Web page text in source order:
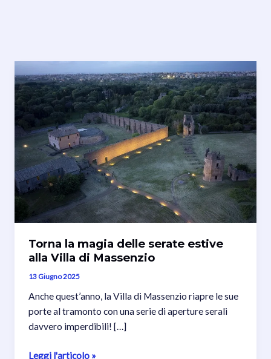
Torna la magia delle serate estive
alla Villa di Massenzio
13 Giugno 2025
Anche quest’anno, la Villa di Massenzio riapre le sue
porte al tramonto con una serie di aperture serali
davvero imperdibili! […]
Torna
Leggi l'articolo »